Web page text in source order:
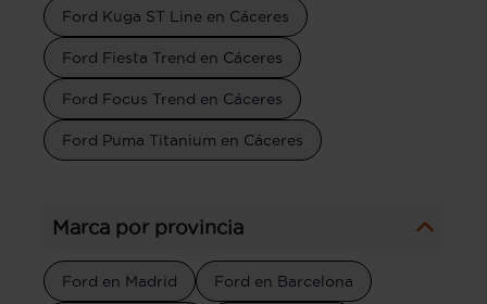
Ford Kuga ST Line en Cáceres
Ford Fiesta Trend en Cáceres
Ford Focus Trend en Cáceres
Ford Puma Titanium en Cáceres
Marca por provincia
Ford en Madrid Ford en Barcelona